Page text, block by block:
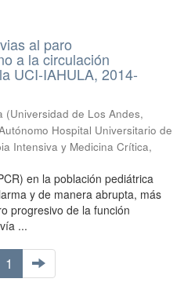
al paro
a la circulación
UCI-IAHULA, 2014-
(Universidad de Los Andes,
Hospital Universitario de
Intensiva y Medicina Crítica,
en la población pediátrica
y de manera abrupta, más
progresivo de la función
...
1